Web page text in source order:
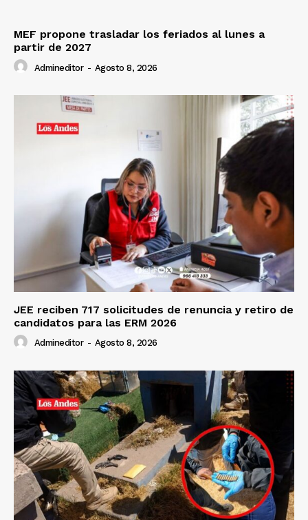
MEF propone trasladar los feriados al lunes a
partir de 2027
Admineditor - Agosto 8, 2026
JEE reciben 717 solicitudes de renuncia y retiro de
candidatos para las ERM 2026
Admineditor - Agosto 8, 2026